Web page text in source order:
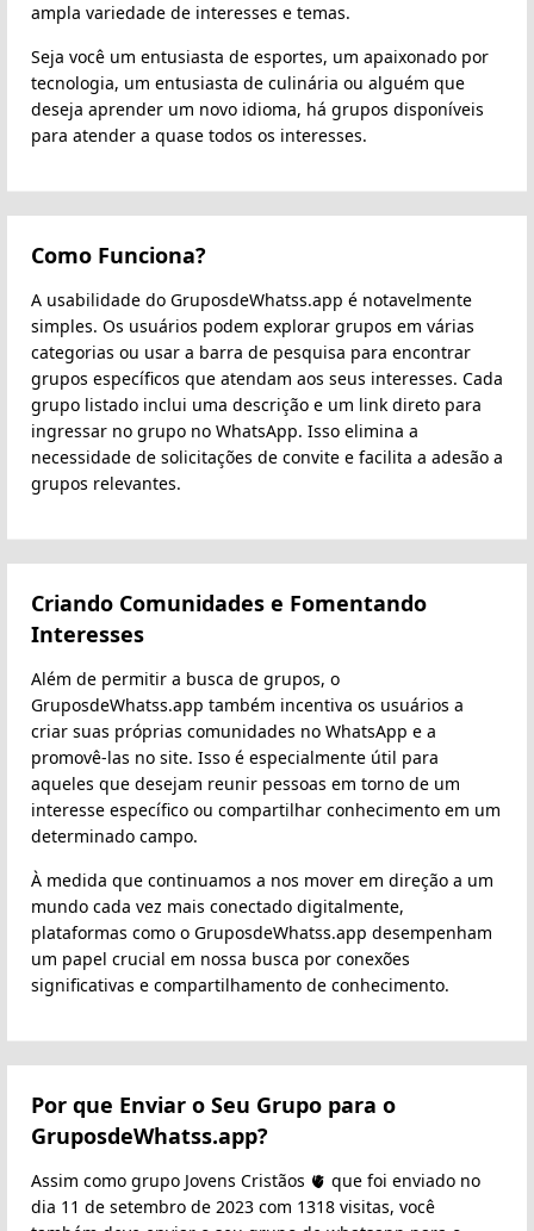
ampla variedade de interesses e temas.
Seja você um entusiasta de esportes, um apaixonado por
tecnologia, um entusiasta de culinária ou alguém que
deseja aprender um novo idioma, há grupos disponíveis
para atender a quase todos os interesses.
Como Funciona?
A usabilidade do GruposdeWhatss.app é notavelmente
simples. Os usuários podem explorar grupos em várias
categorias ou usar a barra de pesquisa para encontrar
grupos específicos que atendam aos seus interesses. Cada
grupo listado inclui uma descrição e um link direto para
ingressar no grupo no WhatsApp. Isso elimina a
necessidade de solicitações de convite e facilita a adesão a
grupos relevantes.
Criando Comunidades e Fomentando
Interesses
Além de permitir a busca de grupos, o
GruposdeWhatss.app também incentiva os usuários a
criar suas próprias comunidades no WhatsApp e a
promovê-las no site. Isso é especialmente útil para
aqueles que desejam reunir pessoas em torno de um
interesse específico ou compartilhar conhecimento em um
determinado campo.
À medida que continuamos a nos mover em direção a um
mundo cada vez mais conectado digitalmente,
plataformas como o GruposdeWhatss.app desempenham
um papel crucial em nossa busca por conexões
significativas e compartilhamento de conhecimento.
Por que Enviar o Seu Grupo para o
GruposdeWhatss.app?
Assim como grupo Jovens Cristãos 🫀‍️ que foi enviado no
dia 11 de setembro de 2023 com 1318 visitas, você